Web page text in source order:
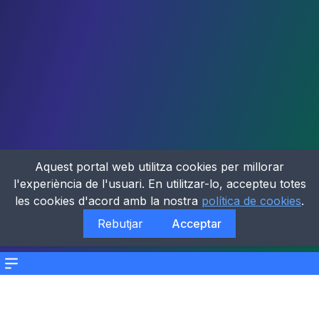
Menu
Aquest portal web utilitza cookies per millorar
l'experiència de l'usuari. En utilitzar-lo, accepteu totes
les cookies d'acord amb la nostra política de cookies.
Rebutjar
Acceptar